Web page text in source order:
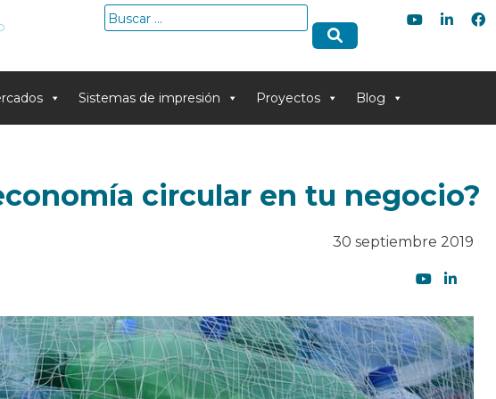
Buscar:
Sistemas de impresión Proyectos Blog
circular en tu negocio?
30 septiembre 2019